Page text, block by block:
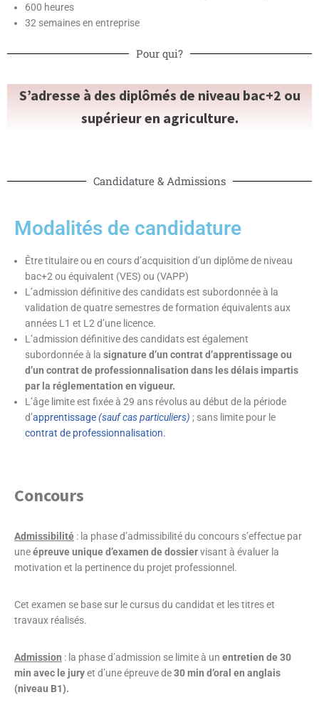
600 heures
32 semaines en entreprise
Pour qui?
S’adresse à des diplômés de niveau bac+2 ou
supérieur en agriculture.
Candidature & Admissions
Modalités de candidature
Être titulaire ou en cours d’acquisition d’un diplôme de niveau
bac+2 ou équivalent (VES) ou (VAPP)
L’admission définitive des candidats est subordonnée à la
validation de quatre semestres de formation équivalents aux
années L1 et L2 d’une licence.
L’admission définitive des candidats est également
subordonnée à la signature d’un contrat d’apprentissage ou
d’un contrat de professionnalisation dans les délais impartis
par la réglementation en vigueur.
L’âge limite est fixée à 29 ans révolus au début de la période
d’apprentissage(sauf cas particuliers) ; sans limite pour le
contrat de professionnalisation.
Concours
Admissibilité : la phase d’admissibilité du concours s’effectue par
uneépreuve unique d’examen de dossiervisant à évaluer la
motivation et la pertinence du projet professionnel.
Cet examen se base sur le cursus du candidat et les titres et
travaux réalisés.
Admission : la phase d’admission se limite à un entretien de 30
min avec le juryet d’une épreuve de30 min d’oral en anglais
(niveau B1).